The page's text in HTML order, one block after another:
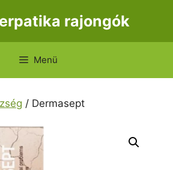
rajongók
Menü
/ Dermasept